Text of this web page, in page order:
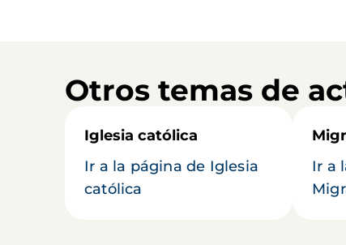
Otros temas de
Iglesia católica
Ir a la página de Iglesia
católica
Ir a